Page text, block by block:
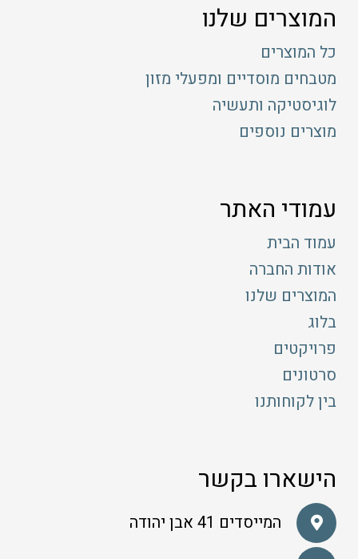
המוצרים שלנו
כל המוצרים
מטבחים מוסדיים ומפעלי מזון
לוגיסטיקה ותעשיה
מוצרים נוספים
עמודי האתר
עמוד הבית
אודות החברה
המוצרים שלנו
בלוג
פרויקטים
סרטונים
בין לקוחותנו
הישארו בקשר
המייסדים 41 אבן יהודה